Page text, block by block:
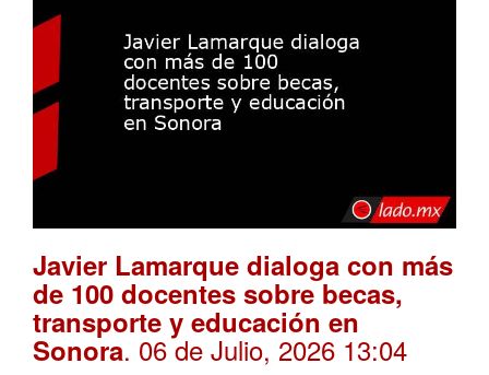
Javier Lamarque dialoga con más
de 100 docentes sobre becas,
transporte y educación en
Sonora. 06 de Julio, 2026 13:04